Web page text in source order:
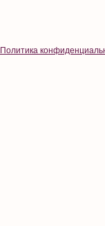
Политика